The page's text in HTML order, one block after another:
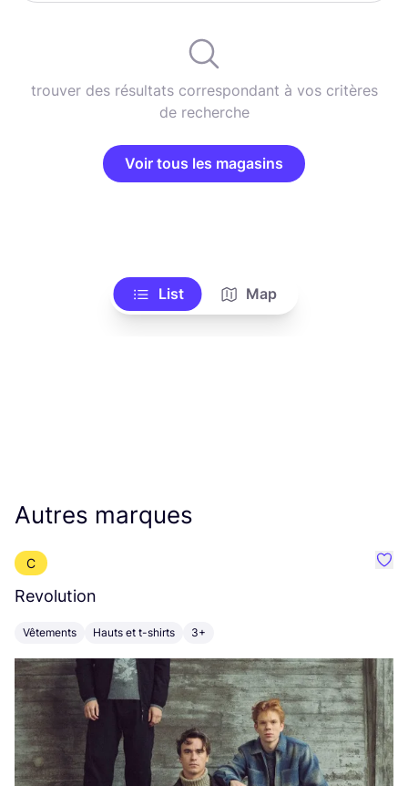
trouver des résultats correspondant à vos critères
de recherche
Voir tous les magasins
List Map
Autres marques
C
Revolution
Vêtements Hauts et t-shirts 3+